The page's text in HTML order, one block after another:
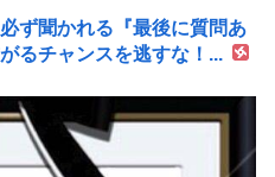
ず聞かれる『最後に質問あ
るチャンスを逃すな！...